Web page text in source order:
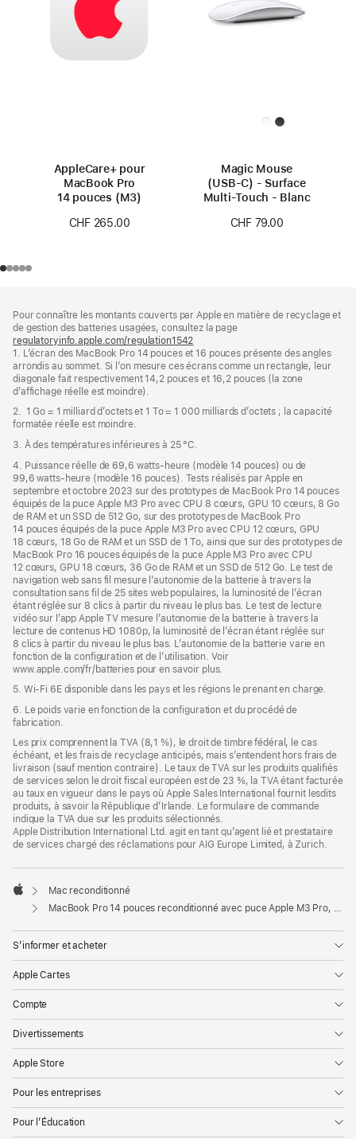
AppleCare+ pour
MacBook Pro
14 pouces (M3)
CHF 265.00
Magic Mouse
(USB‑C) - Surface
Multi‑Touch - Blanc
CHF 79.00
de
page
de
bas
de
page
Pour connaître les montants couverts par Apple en matière de recyclage et
de gestion des batteries usagées, consultez la page
regulatoryinfo.apple.com/regulation1542
dans
une
nouvelle
1. L’écran des MacBook Pro 14 pouces et 16 pouces présente des angles
arrondis au sommet. Si l’on mesure ces écrans comme un rectangle, leur
diagonale fait respectivement 14,2 pouces et 16,2 pouces (la zone
d’affichage réelle est moindre).
2. 1 Go = 1 milliard d’octets et 1 To = 1 000 milliards d’octets ; la capacité
formatée réelle est moindre.
3. À des températures inférieures à 25 °C.
4. Puissance réelle de 69,6 watts-heure (modèle 14 pouces) ou de
99,6 watts-heure (modèle 16 pouces). Tests réalisés par Apple en
septembre et octobre 2023 sur des prototypes de MacBook Pro 14 pouces
équipés de la puce Apple M3 Pro avec CPU 8 cœurs, GPU 10 cœurs, 8 Go
de RAM et un SSD de 512 Go, sur des prototypes de MacBook Pro
14 pouces équipés de la puce Apple M3 Pro avec CPU 12 cœurs, GPU
18 cœurs, 18 Go de RAM et un SSD de 1 To, ainsi que sur des prototypes de
MacBook Pro 16 pouces équipés de la puce Apple M3 Pro avec CPU
12 cœurs, GPU 18 cœurs, 36 Go de RAM et un SSD de 512 Go. Le test de
navigation web sans fil mesure l’autonomie de la batterie à travers la
consultation sans fil de 25 sites web populaires, la luminosité de l’écran
étant réglée sur 8 clics à partir du niveau le plus bas. Le test de lecture
vidéo sur l’app Apple TV mesure l’autonomie de la batterie à travers la
lecture de contenus HD 1080p, la luminosité de l’écran étant réglée sur
8 clics à partir du niveau le plus bas. L’autonomie de la batterie varie en
fonction de la configuration et de l’utilisation. Voir
www.apple.com/fr/batteries pour en savoir plus.
5. Wi-Fi 6E disponible dans les pays et les régions le prenant en charge.
6. Le poids varie en fonction de la configuration et du procédé de
fabrication.
Les prix comprennent la TVA (8,1 %), le droit de timbre fédéral, le cas
échéant, et les frais de recyclage anticipés, mais s’entendent hors frais de
livraison (sauf mention contraire). Le taux de TVA sur les produits qualifiés
de services selon le droit fiscal européen est de 23 %, la TVA étant facturée
au taux en vigueur dans le pays où Apple Sales International fournit lesdits
produits, à savoir la République d’Irlande. Le formulaire de commande
indique la TVA due sur les produits sélectionnés.
Apple Distribution International Ltd. agit en tant qu’agent lié et prestataire
de services chargé des réclamations pour AIG Europe Limited, à Zurich.
Apple
Mac reconditionné
MacBook Pro 14 pouces reconditionné avec puce Apple M3 Pro, CPU 12 cœurs et GPU 18 cœurs - Argent
S’informer et acheter
Apple Cartes
Compte
Divertissements
Apple Store
Pour les entreprises
Pour l’Éducation